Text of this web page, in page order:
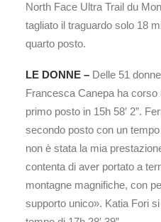
North Face Ultra Trail du
tagliato il traguardo solo 18
quarto posto.
LE DONNE – Delle 51
Francesca Canepa ha corso
primo posto in 15h 58′ 2”.
secondo posto con un tempo
non è stata la mia
contenta di aver portato a
montagne magnifiche, con
supporto unico». Katia Fori